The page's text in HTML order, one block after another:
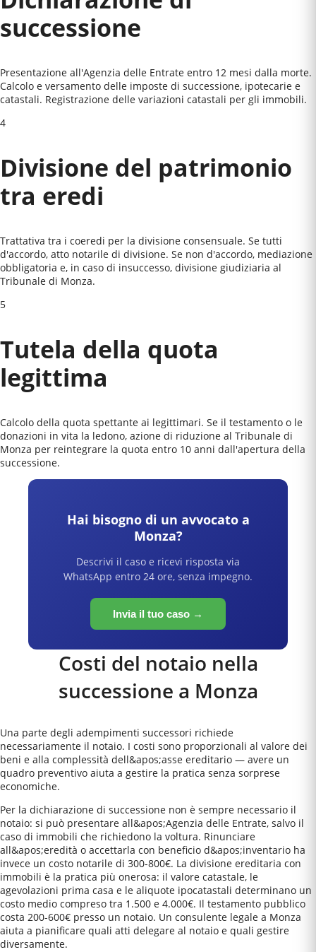
successione
Presentazione all'Agenzia delle Entrate entro 12 mesi dalla morte.
Calcolo e versamento delle imposte di successione, ipotecarie e
catastali. Registrazione delle variazioni catastali per gli immobili.
4
Divisione del patrimonio
tra eredi
Trattativa tra i coeredi per la divisione consensuale. Se tutti
d'accordo, atto notarile di divisione. Se non d'accordo, mediazione
obbligatoria e, in caso di insuccesso, divisione giudiziaria al
Tribunale di Monza.
5
Tutela della quota
legittima
Calcolo della quota spettante ai legittimari. Se il testamento o le
donazioni in vita la ledono, azione di riduzione al Tribunale di
Monza per reintegrare la quota entro 10 anni dall'apertura della
successione.
Hai bisogno di un avvocato a
Monza?
Descrivi il caso e ricevi risposta via
WhatsApp entro 24 ore, senza impegno.
Invia il tuo caso →
Costi del notaio nella
successione a Monza
Una parte degli adempimenti successori richiede
necessariamente il notaio. I costi sono proporzionali al valore dei
beni e alla complessità dell&apos;asse ereditario — avere un
quadro preventivo aiuta a gestire la pratica senza sorprese
economiche.
Per la dichiarazione di successione non è sempre necessario il
notaio: si può presentare all&apos;Agenzia delle Entrate, salvo il
caso di immobili che richiedono la voltura. Rinunciare
all&apos;eredità o accettarla con beneficio d&apos;inventario ha
invece un costo notarile di 300-800€. La divisione ereditaria con
immobili è la pratica più onerosa: il valore catastale, le
agevolazioni prima casa e le aliquote ipocatastali determinano un
costo medio compreso tra 1.500 e 4.000€. Il testamento pubblico
costa 200-600€ presso un notaio. Un consulente legale a Monza
aiuta a pianificare quali atti delegare al notaio e quali gestire
diversamente.